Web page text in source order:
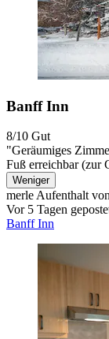
Banff Inn
8/10 Gut
"Geräumiges
Fuß erreichbar (zur
Weniger
merleAufenthalt
Vor 5 Tagen
Banff Inn